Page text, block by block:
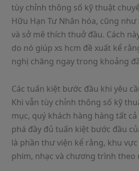
tùy chỉnh thông số kỹ thuật
Hữu Hạn Tư Nhân hóa, cũng
và sở mê thích thuở đầu. Cách
do nó giúp xs hcm đề xuất kể
nghị chăng ngay trong khoảng
Các tuấn kiệt bước đầu khi yêu
Khi vẫn tùy chỉnh thông số kỹ
mục, quý khách hàng hàng tất
phá đầy đủ tuấn kiệt bước đầu
là phần thư viện kể rằng, khu
phim, nhạc và chương trình theo